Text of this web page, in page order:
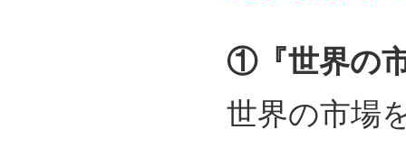
①『世界の
世界の市場